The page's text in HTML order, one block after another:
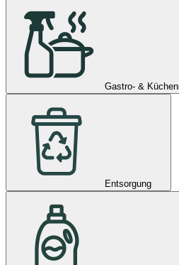
Gastro- &
Entsorgung